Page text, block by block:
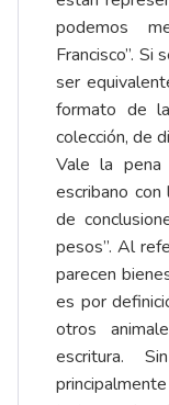
podemos
Francisco”. Si
ser
formato de
colección, de
Vale la
escribano
de
pesos”. Al
parecen
es por
otros
escritura.